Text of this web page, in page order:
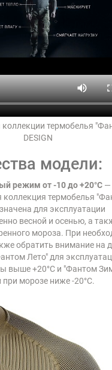
коллекции термобелья
DESIGN
модели:
режим от -10 до +20°C —
коллекция термобелья
для эксплуатации
весной и осенью, а
мороза. При
обратить внимание на
Лето" для
выше +20°C и "Фантом
при морозе ниже -20°C.